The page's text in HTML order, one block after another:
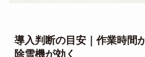
導入判断の目安｜作業時間
除雪機が効く